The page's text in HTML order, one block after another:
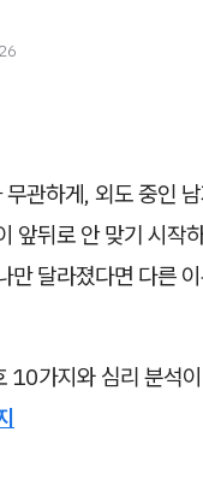
무관하게, 외도 중인
앞뒤로 안 맞기 시작
만 달라졌다면 다른
10가지와 심리 분석이